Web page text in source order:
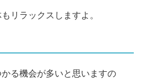
リラックスしますよ。
る機会が多いと思いますの